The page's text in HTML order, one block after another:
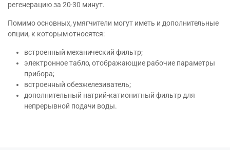
регенерацию за 20-30 минут.
Помимо основных, умягчители могут иметь и дополнительные
опции, к которым относятся:
встроенный механический фильтр;
электронное табло, отображающие рабочие параметры
прибора;
встроенный обезжелезиватель;
дополнительный натрий-катионитный фильтр для
непрерывной подачи воды.